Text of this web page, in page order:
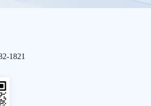
1821